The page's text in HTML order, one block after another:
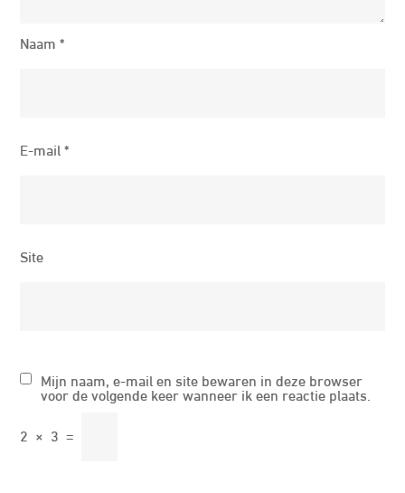
Naam*
E-mail*
Site
Mijn naam, e-mail en site bewaren in deze browser
voor de volgende keer wanneer ik een reactie plaats.
2 × 3 =